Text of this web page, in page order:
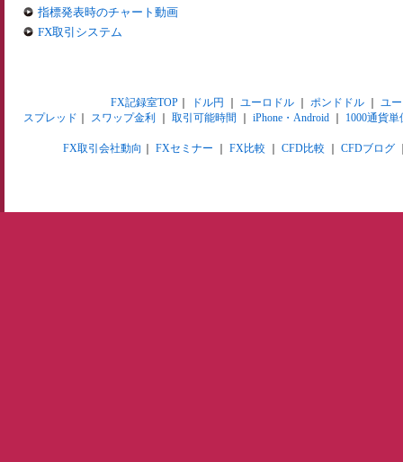
指標発表時のチャート動画
FX取引システム
FX記録室TOP｜ ドル円 ユーロドル｜ ポンドドル｜ ユ
スプレッド
スワップ金利 取引可能時間 iPhone・Android 1000通貨単
FX取引会社動向 FXセミナー FX比較 CFD比較 CFDブログ